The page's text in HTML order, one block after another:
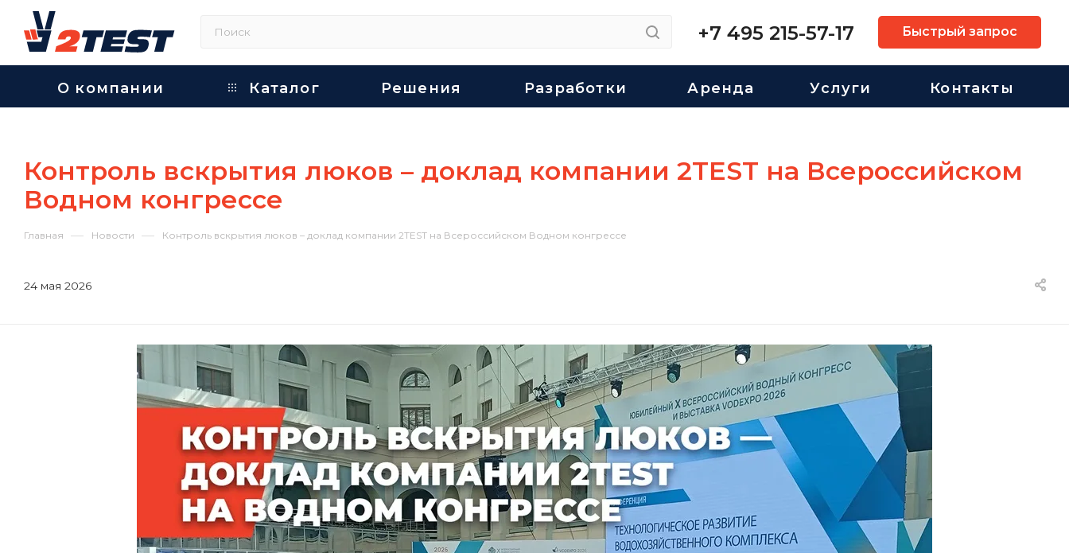
+7 495 215-57-17 Быстрый запрос
О компании Каталог Решения Разработки Аренда Услуги Контакты
Контроль вскрытия люков – доклад компании 2TEST на Всероссийском
Водном конгрессе
Главная — Новости — Контроль вскрытия люков – доклад компании 2TEST на Всероссийском Водном конгрессе
24 мая 2026